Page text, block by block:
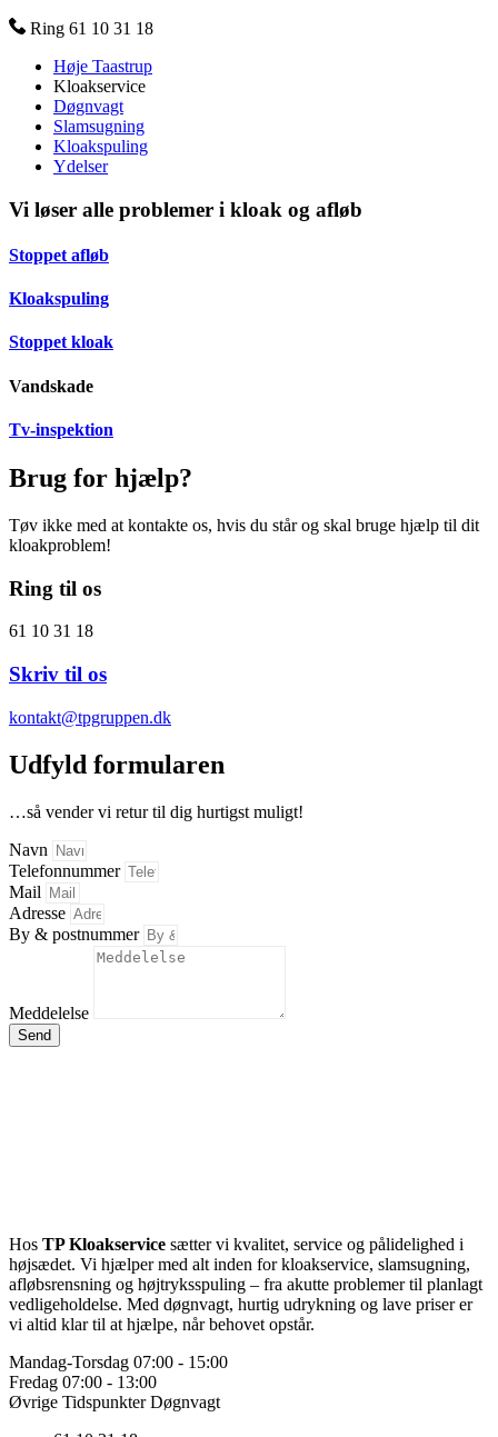
Ring 61 10 31 18
Høje Taastrup
Kloakservice
Døgnvagt
Slamsugning
Kloakspuling
Ydelser
Vi løser alle problemer i kloak og afløb
Stoppet afløb
Kloakspuling
Stoppet kloak
Vandskade
Tv-inspektion
Brug for hjælp?
Tøv ikke med at kontakte os, hvis du står og skal bruge hjælp til dit
kloakproblem!
Ring til os
61 10 31 18
Skriv til os
kontakt@tpgruppen.dk
Udfyld formularen
…så vender vi retur til dig hurtigst muligt!
Navn
Telefonnummer
Mail
Adresse
By & postnummer
Meddelelse
Send
Hos TP Kloakservice sætter vi kvalitet, service og pålidelighed i
højsædet. Vi hjælper med alt inden for kloakservice, slamsugning,
afløbsrensning og højtryksspuling – fra akutte problemer til planlagt
vedligeholdelse. Med døgnvagt, hurtig udrykning og lave priser er
vi altid klar til at hjælpe, når behovet opstår.
Mandag-Torsdag 07:00 - 15:00
Fredag 07:00 - 13:00
Øvrige Tidspunkter Døgnvagt